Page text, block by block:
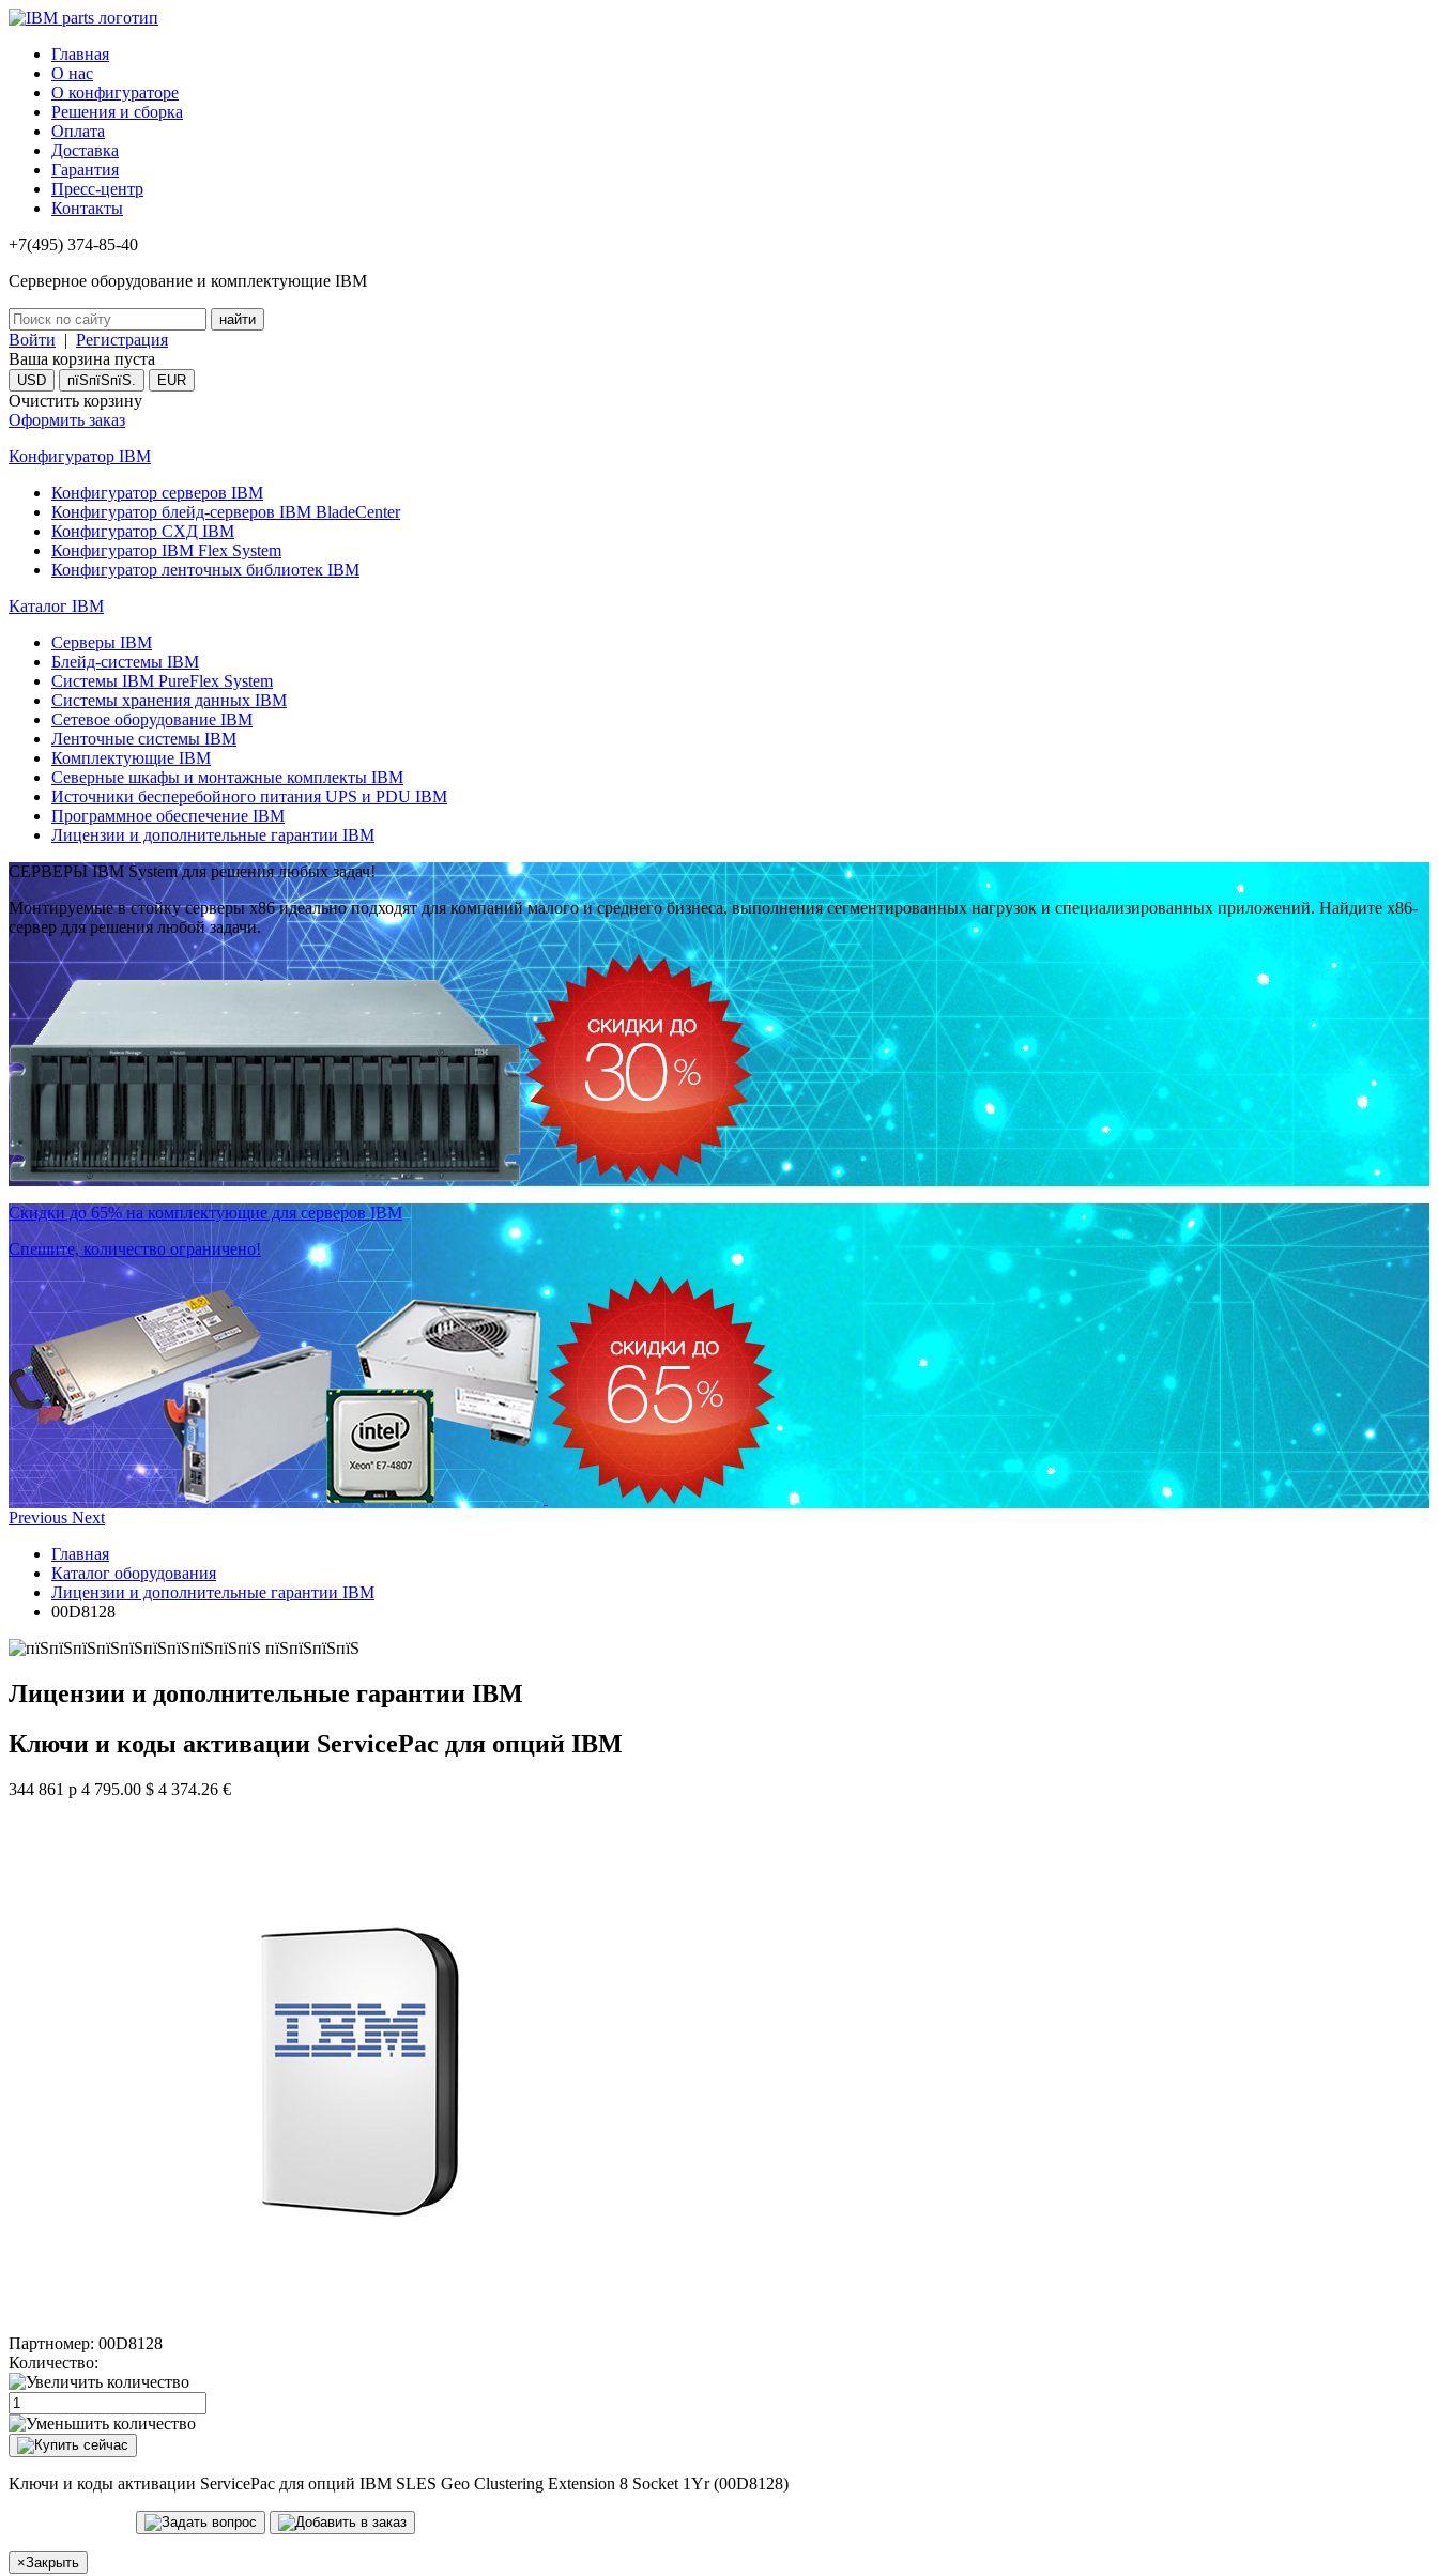
Главная
О нас
О конфигураторе
Решения и сборка
Оплата
Доставка
Гарантия
Пресс-центр
Контакты
+7(495) 374-85-40
Серверное оборудование и комплектующие IBM
Войти | Регистрация
Ваша корзина пуста
USD пїЅпїЅпїЅ. EUR
Очистить корзину
Оформить заказ
Конфигуратор IBM
Конфигуратор серверов IBM
Конфигуратор блейд-серверов IBM BladeCenter
Конфигуратор СХД IBM
Конфигуратор IBM Flex System
Конфигуратор ленточных библиотек IBM
Каталог IBM
Серверы IBM
Блейд-системы IBM
Системы IBM PureFlex System
Системы хранения данных IBM
Сетевое оборудование IBM
Ленточные системы IBM
Комплектующие IBM
Северные шкафы и монтажные комплекты IBM
Источники бесперебойного питания UPS и PDU IBM
Программное обеспечение IBM
Лицензии и дополнительные гарантии IBM
СЕРВЕРЫ IBM System для решения любых задач!
Монтируемые в стойку серверы x86 идеально подходят для компаний малого и среднего бизнеса, выполнения сегментированных нагрузок и специализированных приложений. Найдите x86-
сервер для решения любой задачи.
Скидки до 65% на комплектующие для серверов IBM
Спешите, количество ограничено!
Previous Next
Главная
Каталог оборудования
Лицензии и дополнительные гарантии IBM
00D8128
Лицензии и дополнительные гарантии IBM
Ключи и коды активации ServicePac для опций IBM
344 861 р 4 795.00 $ 4 374.26 €
Партномер: 00D8128
Количество:
Ключи и коды активации ServicePac для опций IBM SLES Geo Clustering Extension 8 Socket 1Yr (00D8128)
×Закрыть